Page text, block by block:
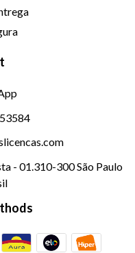
- 01.310-300 São Paulo